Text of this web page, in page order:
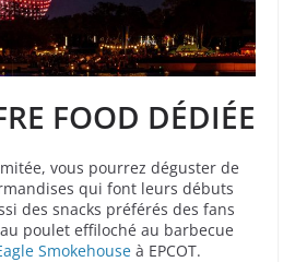
FOOD DÉDIÉE
vous pourrez déguster de
qui font leurs débuts
des snacks préférés des fans
poulet effiloché au barbecue
Smokehouse à EPCOT.